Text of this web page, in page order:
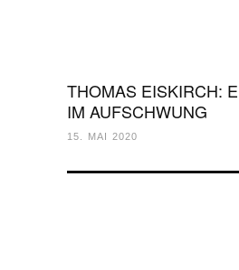
THOMAS EISKIRCH:
IM AUFSCHWUNG
15. MAI 2020